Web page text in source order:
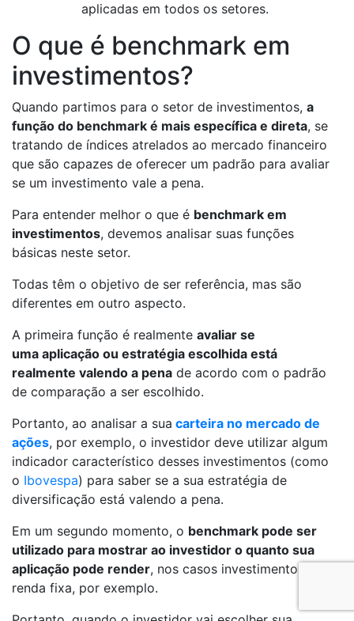
aplicadas em todos os setores.
O que é benchmark em
investimentos?
Quando partimos para o setor de investimentos, a
função do benchmark é mais específica e direta, se
tratando de índices atrelados ao mercado financeiro
que são capazes de oferecer um padrão para avaliar
se um investimento vale a pena.
Para entender melhor o que é benchmark em
investimentos, devemos analisar suas funções
básicas neste setor.
Todas têm o objetivo de ser referência, mas são
diferentes em outro aspecto.
A primeira função é realmente avaliar se
uma aplicação ou estratégia escolhida está
realmente valendo a pena de acordo com o padrão
de comparação a ser escolhido.
Portanto, ao analisar a sua carteira no mercado de
ações, por exemplo, o investidor deve utilizar algum
indicador característico desses investimentos (como
o Ibovespa) para saber se a sua estratégia de
diversificação está valendo a pena.
Em um segundo momento, o benchmark pode ser
utilizado para mostrar ao investidor o quanto sua
aplicação pode render, nos casos investimentos em
renda fixa, por exemplo.